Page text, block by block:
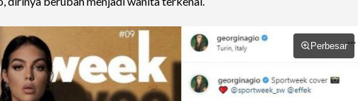
Perbesar